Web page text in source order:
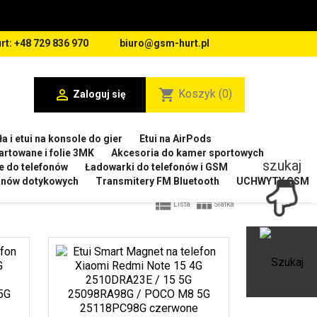
+48 729 836 970 biuro@gsm-hurt.pl
 Zaloguj się shopping_cart Koszyk (0)
i etui na konsole do gier
Etui na AirPods
i folie 3MK
Akcesoria do kamer sportowych
do telefonów
Ładowarki do telefonów i GSM
dotykowych Transmitery FM Bluetooth
UCHWYTY GSM
 Lista  Siatka
szukaj